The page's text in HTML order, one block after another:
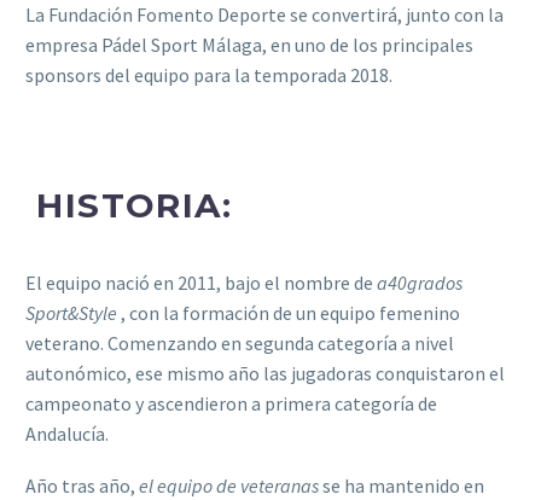
La Fundación Fomento Deporte se convertirá, junto con la
empresa Pádel Sport Málaga, en uno de los principales
sponsors del equipo para la temporada 2018.
HISTORIA:
El equipo nació en 2011, bajo el nombre de a40grados
Sport&Style , con la formación de un equipo femenino
veterano. Comenzando en segunda categoría a nivel
autonómico, ese mismo año las jugadoras conquistaron el
campeonato y ascendieron a primera categoría de
Andalucía.
Año tras año, el equipo de veteranasse ha mantenido en